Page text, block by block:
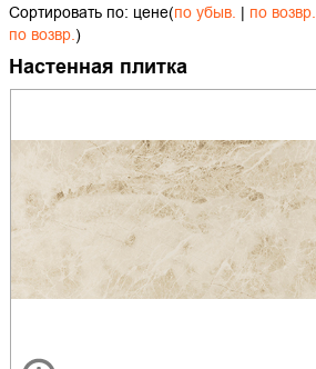
Сортировать по: цене(по убыв. | по возвр.
по возвр.)
Настенная плитка